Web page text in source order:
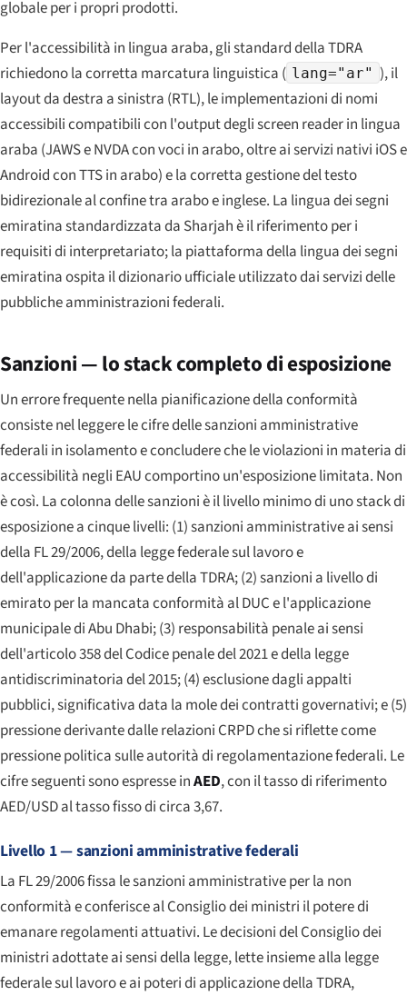
globale per i propri prodotti.
Per l'accessibilità in lingua araba, gli standard della TDRA
richiedono la corretta marcatura linguistica ( lang="ar" ), il
layout da destra a sinistra (RTL), le implementazioni di nomi
accessibili compatibili con l'output degli screen reader in lingua
araba (JAWS e NVDA con voci in arabo, oltre ai servizi nativi iOS e
Android con TTS in arabo) e la corretta gestione del testo
bidirezionale al confine tra arabo e inglese. La lingua dei segni
emiratina standardizzata da Sharjah è il riferimento per i
requisiti di interpretariato; la piattaforma della lingua dei segni
emiratina ospita il dizionario ufficiale utilizzato dai servizi delle
pubbliche amministrazioni federali.
Sanzioni — lo stack completo di esposizione
Un errore frequente nella pianificazione della conformità
consiste nel leggere le cifre delle sanzioni amministrative
federali in isolamento e concludere che le violazioni in materia di
accessibilità negli EAU comportino un'esposizione limitata. Non
è così. La colonna delle sanzioni è il livello minimo di uno stack di
esposizione a cinque livelli: (1) sanzioni amministrative ai sensi
della FL 29/2006, della legge federale sul lavoro e
dell'applicazione da parte della TDRA; (2) sanzioni a livello di
emirato per la mancata conformità al DUC e l'applicazione
municipale di Abu Dhabi; (3) responsabilità penale ai sensi
dell'articolo 358 del Codice penale del 2021 e della legge
antidiscriminatoria del 2015; (4) esclusione dagli appalti
pubblici, significativa data la mole dei contratti governativi; e (5)
pressione derivante dalle relazioni CRPD che si riflette come
pressione politica sulle autorità di regolamentazione federali. Le
cifre seguenti sono espresse inAED, con il tasso di riferimento
AED/USD al tasso fisso di circa 3,67.
Livello 1 — sanzioni amministrative federali
La FL 29/2006 fissa le sanzioni amministrative per la non
conformità e conferisce al Consiglio dei ministri il potere di
emanare regolamenti attuativi. Le decisioni del Consiglio dei
ministri adottate ai sensi della legge, lette insieme alla legge
federale sul lavoro e ai poteri di applicazione della TDRA,